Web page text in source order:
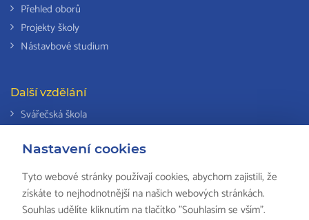
Nastavení cookies
Tyto webové stránky používají cookies, abychom zajistili, že
získáte to nejhodnotnější na našich webových stránkách.
Souhlas udělíte kliknutím na tlačítko "Souhlasím se vším".
Přehled oborů
Projekty školy
Nástavbové studium
Další vzdělání
Svářečská škola
Národní soustava kvalifikací